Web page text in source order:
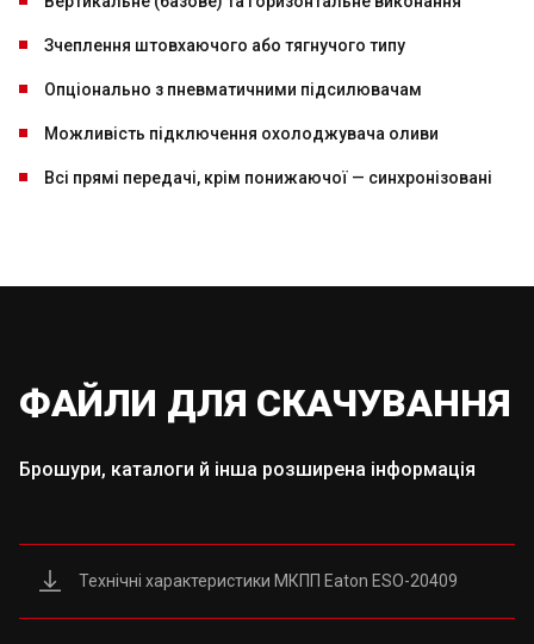
Зчеплення штовхаючого або тягнучого типу
Опціонально з пневматичними підсилювачам
Можливість підключення охолоджувача оливи
Всі прямі передачі, крім понижаючої — синхронізовані
ФАЙЛИ ДЛЯ СКАЧУВАННЯ
Брошури, каталоги й інша розширена інформація
Технічні характеристики МКПП Eaton ESO-20409